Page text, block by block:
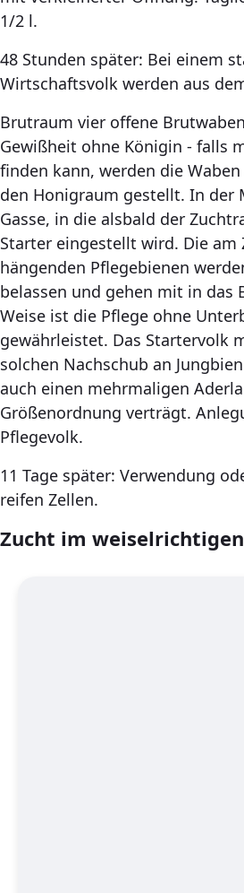
1/2 l.
48 Stunden später: Bei einem
Wirtschaftsvolk werden aus
Brutraum vier offene
Gewißheit ohne Königin - falls
finden kann, werden die
den Honigraum gestellt. In der
Gasse, in die alsbald der
Starter eingestellt wird. Die am
hängenden Pflegebienen
belassen und gehen mit in das
Weise ist die Pflege ohne
gewährleistet. Das Startervolk
solchen Nachschub an
auch einen mehrmaligen
Größenordnung verträgt.
Pflegevolk.
11 Tage später: Verwendung
reifen Zellen.
Zucht im